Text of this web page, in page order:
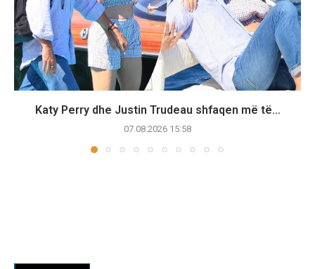
Katy Perry dhe Justin Trudeau shfaqen më të...
07.08.2026 15:58